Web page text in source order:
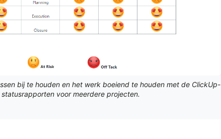
bij te houden en het werk boeiend te houden met de ClickUp-
voor meerdere projecten.